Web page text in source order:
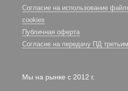
Согласие на использование
cookies
Публичная оферта
Согласие на передачу ПД
Мы на рынке с 2012 г.